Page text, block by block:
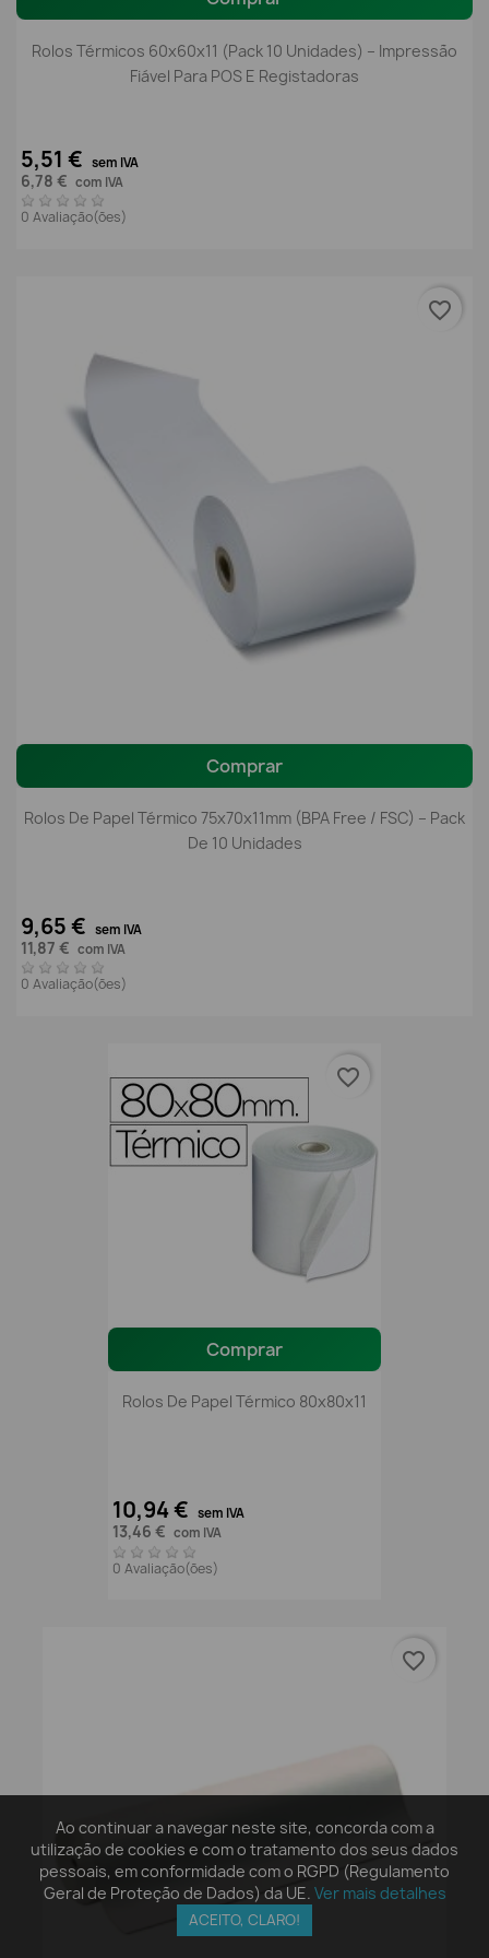
Rolos Térmicos 60x60x11 (Pack 10 Unidades) – Impressão
Fiável Para POS E Registadoras
5,51 € sem IVA
6,78 € com IVA
0 Avaliação(ões)
Comprar
Rolos De Papel Térmico 75x70x11mm (BPA Free / FSC) – Pack
De 10 Unidades
9,65 € sem IVA
11,87 € com IVA
0 Avaliação(ões)
favorite_border
Comprar
Rolos De Papel Térmico 80x80x11
10,94 € sem IVA
13,46 € com IVA
0 Avaliação(ões)
favorite_border
favorite_border
Ao continuar a navegar neste site, concorda com a
utilização de cookies e com o tratamento dos seus dados
pessoais, em conformidade com o RGPD (Regulamento
Geral de Proteção de Dados) da UE. Ver mais detalhes
ACEITO, CLARO!